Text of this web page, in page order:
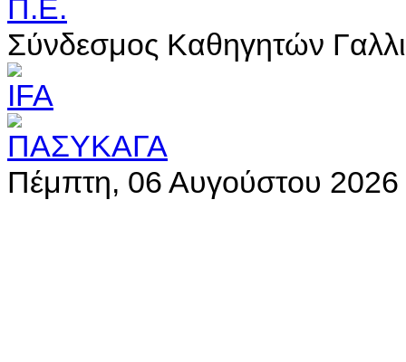
Σύνδεσμος Καθηγητών
Πέμπτη, 06 Αυγούστου 2026